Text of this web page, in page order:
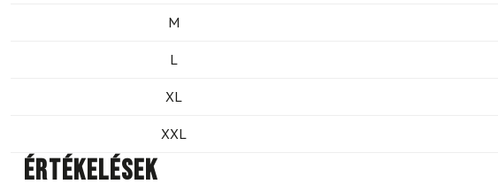
M
L
XL
XXL
Értékelések